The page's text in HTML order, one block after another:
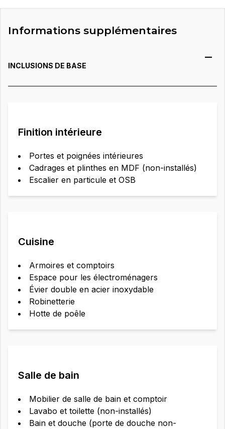
Informations supplémentaires
INCLUSIONS DE BASE
Finition intérieure
Portes et poignées intérieures
Cadrages et plinthes en MDF (non-installés)
Escalier en particule et OSB
Cuisine
Armoires et comptoirs
Espace pour les électroménagers
Évier double en acier inoxydable
Robinetterie
Hotte de poêle
Salle de bain
Mobilier de salle de bain et comptoir
Lavabo et toilette (non-installés)
Bain et douche (porte de douche non-